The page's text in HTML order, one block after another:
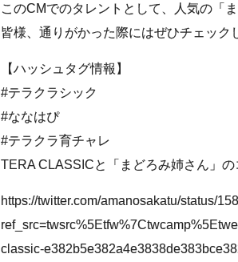
このCMでのタレントとして、人気の「
皆様、通りがかった際にはぜひチェック
【ハッシュタグ情報】
#テラクラシック
#ななはぴ
#テラクラ育チャレ
TERA CLASSICと「まどろみ姉さん」
https://twitter.com/amanosakatu/status/
classic-